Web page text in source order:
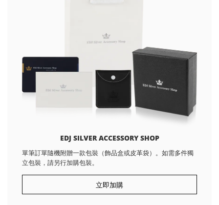
EDJ SILVER ACCESSORY SHOP
單筆訂單隨機附贈一款包裝（飾品盒或皮革袋）。如需多件獨
立包裝，請另行加購包裝。
立即加購